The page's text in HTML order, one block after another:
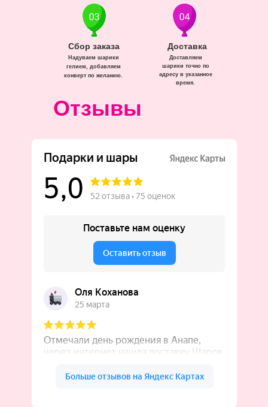
Доставка
Доставляем
шарики точно по
адресу в указанное
время.
Сбор заказа
Надуваем шарики
гелием, добавляем
конверт по желанию.
Отзывы